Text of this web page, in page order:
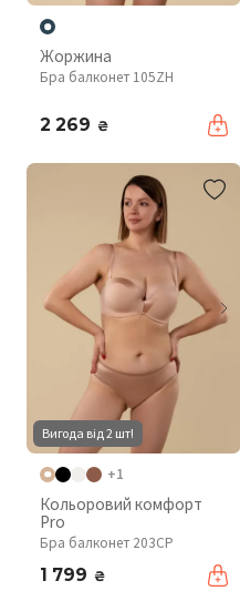
Жоржина
Бра балконет 105ZH
2 269 ₴
Вигода від 2 шт!
+1
Кольоровий комфорт
Pro
Бра балконет 203CP
1 799 ₴